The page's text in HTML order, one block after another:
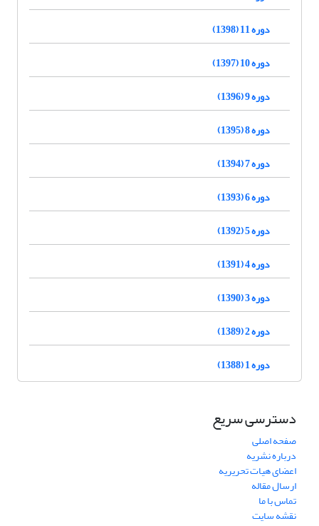
دوره 11 (1398)
دوره 10 (1397)
دوره 9 (1396)
دوره 8 (1395)
دوره 7 (1394)
دوره 6 (1393)
دوره 5 (1392)
دوره 4 (1391)
دوره 3 (1390)
دوره 2 (1389)
دوره 1 (1388)
دسترسی سریع
صفحه اصلی
درباره نشریه
اعضای هیات تحریریه
ارسال مقاله
تماس با ما
نقشه سایت